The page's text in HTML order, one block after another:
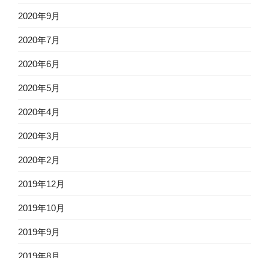
2020年9月
2020年7月
2020年6月
2020年5月
2020年4月
2020年3月
2020年2月
2019年12月
2019年10月
2019年9月
2019年8月